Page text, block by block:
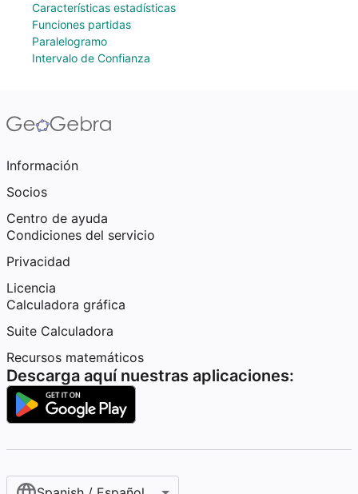
Características estadísticas
Funciones partidas
Paralelogramo
Intervalo de Confianza
Información
Socios
Centro de ayuda
Condiciones del servicio
Privacidad
Licencia
Calculadora gráfica
Suite Calculadora
Recursos matemáticos
Descarga aquí nuestras aplicaciones: